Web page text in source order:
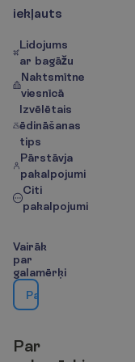
iekļauts
Lidojums
ar bagāžu
Naktsmītne
viesnīcā
Izvēlētais
ēdināšanas
tips
Pārstāvja
pakalpojumi
Citi
pakalpojumi
Vairāk
par
galamērķi
Pa
Par